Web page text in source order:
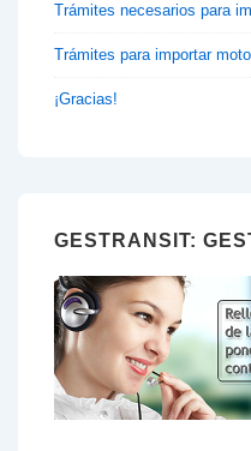
Trámites necesarios para
Trámites para importar moto
¡Gracias!
GESTRANSIT: